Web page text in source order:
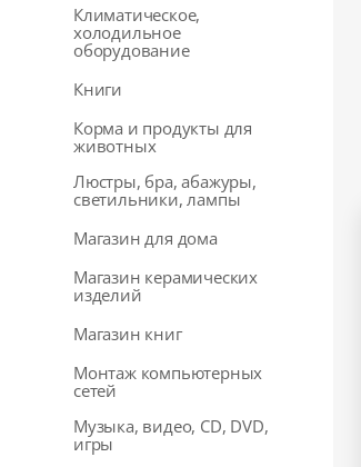
Климатическое,
холодильное
оборудование
Книги
Корма и продукты для
животных
Люстры, бра, абажуры,
светильники, лампы
Магазин для дома
Магазин керамических
изделий
Магазин книг
Монтаж компьютерных
сетей
Музыка, видео, CD, DVD,
игры